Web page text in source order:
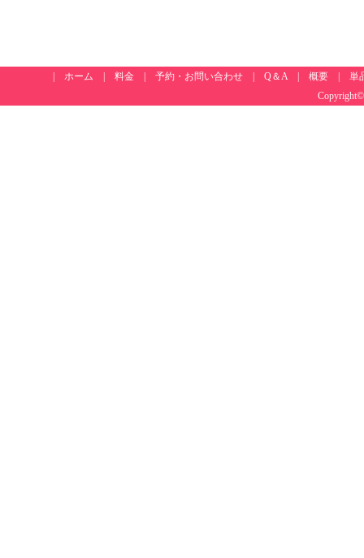
| ホーム |料金 |予約・お問い合わせ |Q＆A |概要 | 単